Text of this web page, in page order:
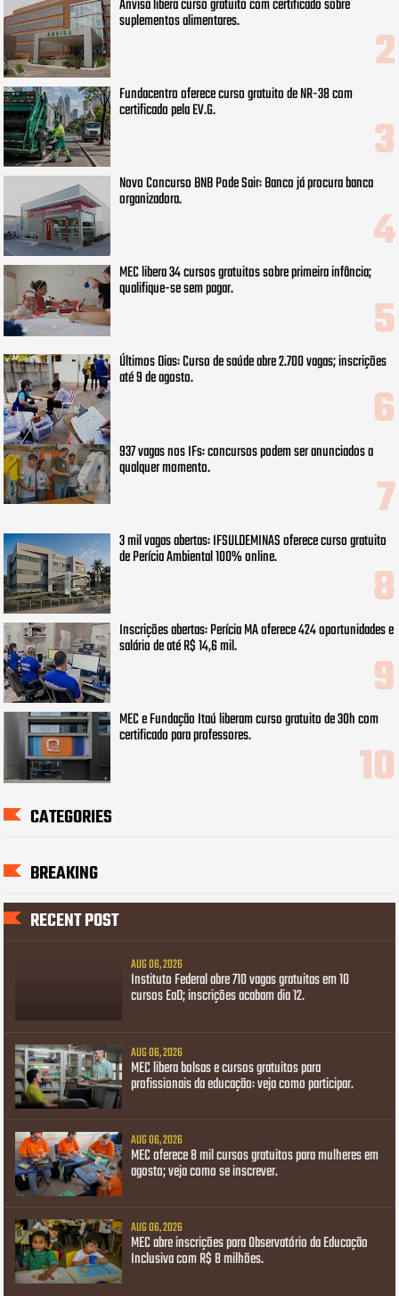
Anvisa libera curso gratuito com certificado sobre
suplementos alimentares.
Fundacentro oferece curso gratuito de NR-38 com
certificado pela EV.G.
Novo Concurso BNB Pode Sair: Banco já procura banca
organizadora.
MEC libera 34 cursos gratuitos sobre primeira infância;
qualifique-se sem pagar.
Últimos Dias: Curso de saúde abre 2.700 vagas; inscrições
até 9 de agosto.
937 vagas nos IFs: concursos podem ser anunciados a
qualquer momento.
3 mil vagas abertas: IFSULDEMINAS oferece curso gratuito
de Perícia Ambiental 100% online.
Inscrições abertas: Perícia MA oferece 424 oportunidades e
salário de até R$ 14,6 mil.
MEC e Fundação Itaú liberam curso gratuito de 30h com
certificado para professores.
CATEGORIES
BREAKING
RECENT POST
AUG 06, 2026
Instituto Federal abre 710 vagas gratuitas em 10
cursos EaD; inscrições acabam dia 12.
AUG 06, 2026
MEC libera bolsas e cursos gratuitos para
profissionais da educação: veja como participar.
AUG 06, 2026
MEC oferece 8 mil cursos gratuitos para mulheres em
agosto; veja como se inscrever.
AUG 06, 2026
MEC abre inscrições para Observatório da Educação
Inclusiva com R$ 8 milhões.